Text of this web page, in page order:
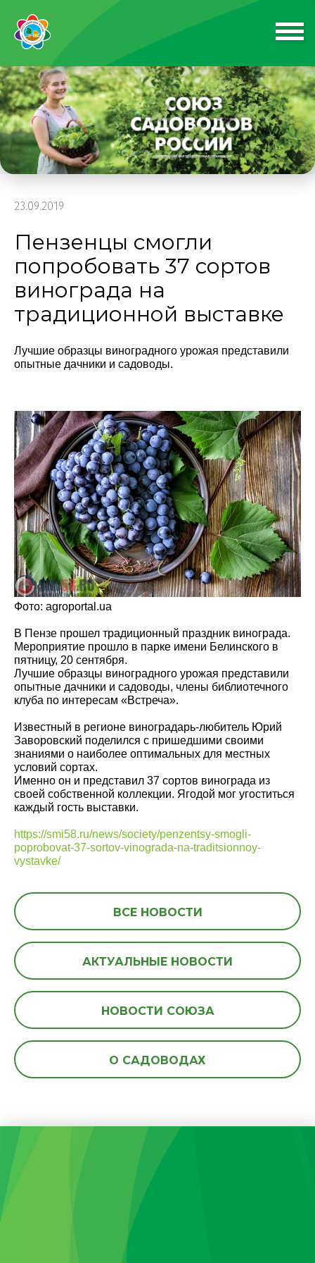
23.09.2019
Пензенцы смогли
попробовать 37 сортов
винограда на
традиционной выставке
Лучшие образцы виноградного урожая представили
опытные дачники и садоводы.
Фото: agroportal.ua
В Пензе прошел традиционный праздник винограда.
Мероприятие прошло в парке имени Белинского в
пятницу, 20 сентября.
Лучшие образцы виноградного урожая представили
опытные дачники и садоводы, члены библиотечного
клуба по интересам «Встреча».
Известный в регионе виноградарь-любитель Юрий
Заворовский поделился с пришедшими своими
знаниями о наиболее оптимальных для местных
условий сортах.
Именно он и представил 37 сортов винограда из
своей собственной коллекции. Ягодой мог угоститься
каждый гость выставки.
https://smi58.ru/news/society/penzentsy-smogli-
poprobovat-37-sortov-vinograda-na-traditsionnoy-
vystavke/
ВСЕ НОВОСТИ
АКТУАЛЬНЫЕ НОВОСТИ
НОВОСТИ СОЮЗА
О САДОВОДАХ